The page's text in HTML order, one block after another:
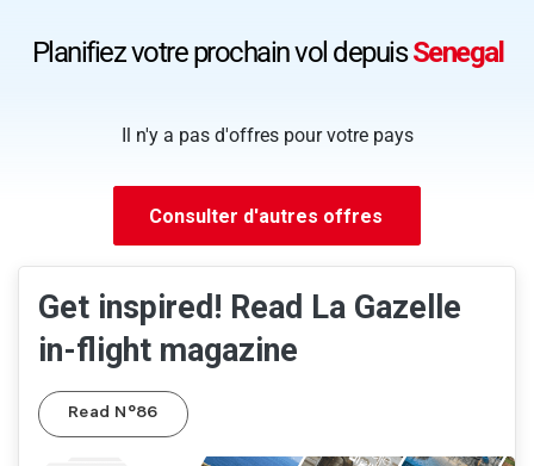
Planifiez votre prochain vol depuisSenegal
Il n'y a pas d'offres pour votre pays
Consulter d'autres offres
Get inspired! Read La Gazelle
in-flight magazine
Read N°86